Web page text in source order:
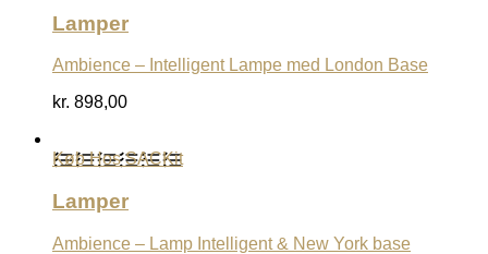
Lamper
Ambience – Intelligent Lampe med London Base
kr. 898,00
Køb Hos SACKit
Lamper
Ambience – Lamp Intelligent & New York base